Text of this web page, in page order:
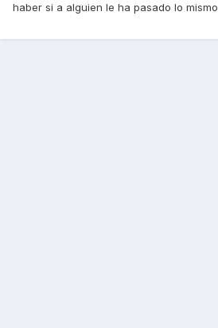
haber si a alguien le ha pasado lo